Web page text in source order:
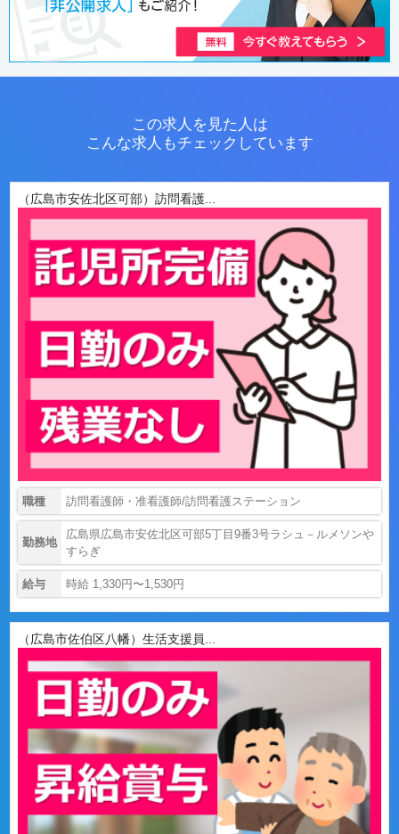
この求人を見た人は
こんな求人もチェックしています
（広島市安佐北区可部）訪問看護...
職種 訪問看護師・准看護師/訪問看護ステーション
勤務地
広島県広島市安佐北区可部5丁目9番3号ラシュ－ルメソンや
すらぎ
給与 時給 1,330円〜1,530円
（広島市佐伯区八幡）生活支援員...